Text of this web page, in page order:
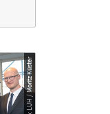
© Foto: LUH / Moritz Küster